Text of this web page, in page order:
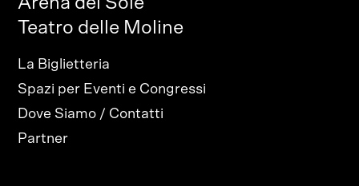
Teatro delle Moline
La Biglietteria
Spazi per Eventi e Congressi
Dove Siamo / Contatti
Partner